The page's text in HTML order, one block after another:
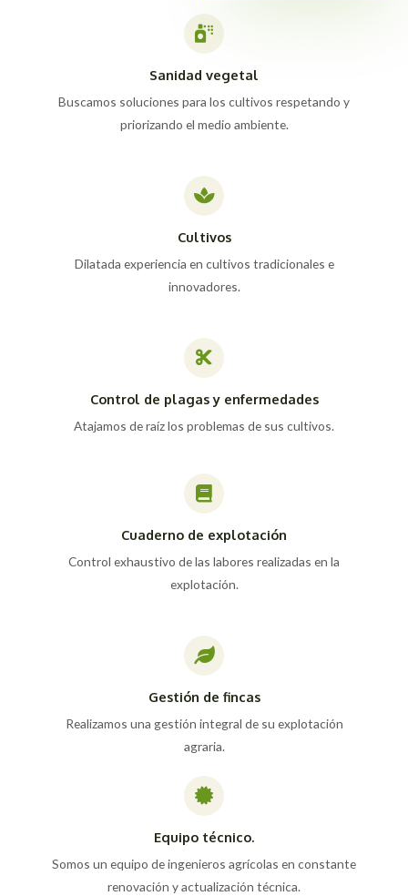
Sanidad vegetal
Buscamos soluciones para los cultivos respetando y
priorizando el medio ambiente.
Cultivos
Dilatada experiencia en cultivos tradicionales e
innovadores.
Control de plagas y enfermedades
Atajamos de raíz los problemas de sus cultivos.
Cuaderno de explotación
Control exhaustivo de las labores realizadas en la
explotación.
Gestión de fincas
Realizamos una gestión integral de su explotación
agraria.
Equipo técnico.
Somos un equipo de ingenieros agrícolas en constante
renovación y actualización técnica.